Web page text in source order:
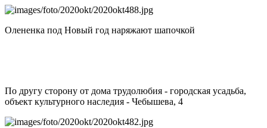
Олененка под Новый год наряжают шапочкой
По другу сторону от дома трудолюбия - городская усадьба,
объект культурного наследия - Чебышева, 4